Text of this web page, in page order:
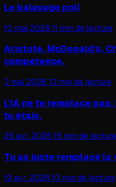
Le balayage poli
10 mai 2026 11 min de lecture
Aristote, McDonald's,
compétence.
3 mai 2026 13 min de lecture
L'IA ne te remplace
tu étais.
26 avr. 2026 16 min de lecture
Tu as juste remplacé la
19 avr. 2026 10 min de lecture